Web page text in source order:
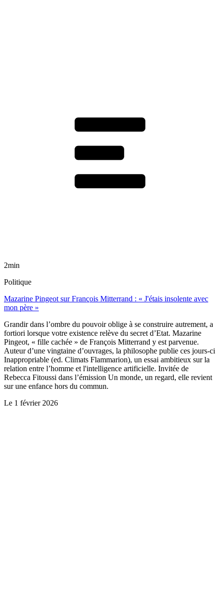
2min
Politique
Mazarine Pingeot sur François Mitterrand : « J'étais insolente avec
mon père »
Grandir dans l’ombre du pouvoir oblige à se construire autrement, a
fortiori lorsque votre existence relève du secret d’Etat. Mazarine
Pingeot, « fille cachée » de François Mitterrand y est parvenue.
Auteur d’une vingtaine d’ouvrages, la philosophe publie ces jours-ci
Inappropriable (ed. Climats Flammarion), un essai ambitieux sur la
relation entre l’homme et l'intelligence artificielle. Invitée de
Rebecca Fitoussi dans l’émission Un monde, un regard, elle revient
sur une enfance hors du commun.
Le 1 février 2026